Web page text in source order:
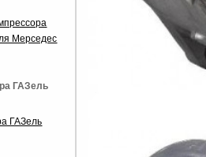
Мерседес
ГАЗель
ГАЗель